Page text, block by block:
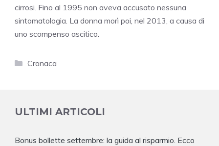
cirrosi. Fino al 1995 non aveva accusato nessuna
sintomatologia. La donna morì poi, nel 2013, a causa di
uno scompenso ascitico.
Categorie
Cronaca
ULTIMI ARTICOLI
Bonus bollette settembre: la guida al risparmio. Ecco